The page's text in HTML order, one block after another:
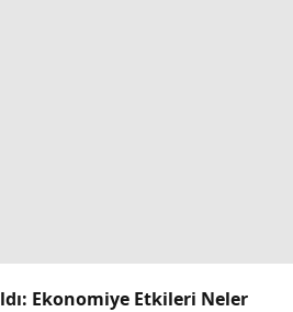
Ekonomiye Etkileri Neler